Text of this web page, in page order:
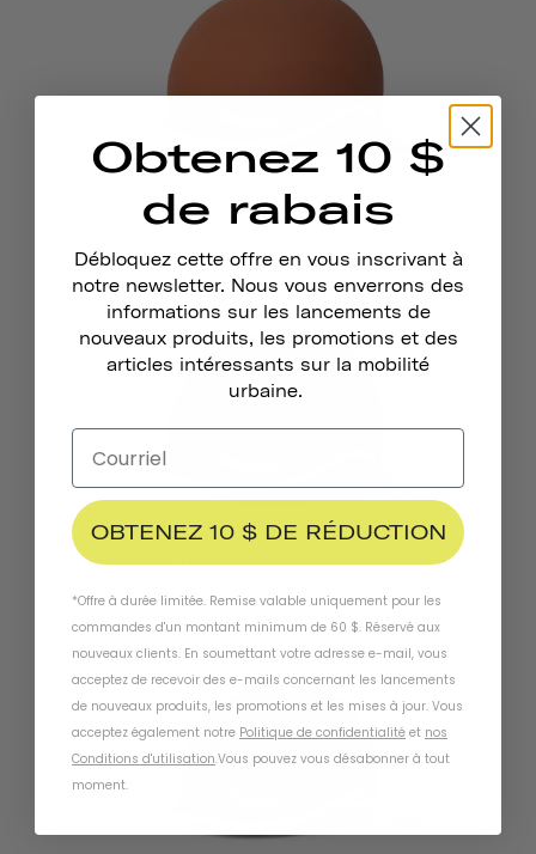
Casque Heritage 1.0 Pour Vélo Et Skate
Casque Heritage 1.0 Pour Vélo Et Skate
833 KR
Obtenez 10 $
de rabais
Débloquez cette offre en vous inscrivant à
notre newsletter. Nous vous enverrons des
informations sur les lancements de
nouveaux produits, les promotions et des
articles intéressants sur la mobilité
urbaine.
OBTENEZ 10 $ DE RÉDUCTION
*Offre à durée limitée. Remise valable uniquement pour les
commandes d'un montant minimum de 60 $. Réservé aux
nouveaux clients. En soumettant votre adresse e-mail, vous
acceptez de recevoir des e-mails concernant les lancements
de nouveaux produits, les promotions et les mises à jour. Vous
acceptez également notre Politique de confidentialité et nos
Conditions d'utilisation.Vous pouvez vous désabonner à tout
moment.